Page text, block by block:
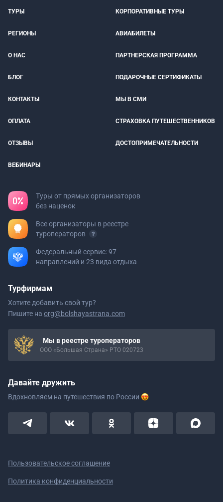
ТУРЫ КОРПОРАТИВНЫЕ ТУРЫ
РЕГИОНЫ АВИАБИЛЕТЫ
О НАС ПАРТНЕРСКАЯ ПРОГРАММА
БЛОГ ПОДАРОЧНЫЕ СЕРТИФИКАТЫ
КОНТАКТЫ МЫ В СМИ
ОПЛАТА СТРАХОВКА ПУТЕШЕСТВЕННИКОВ
ОТЗЫВЫ ДОСТОПРИМЕЧАТЕЛЬНОСТИ
ВЕБИНАРЫ
Туры от прямых организаторов
без наценок
Все организаторы в реестре
туроператоров
Федеральный сервис: 97
направлений и 23 вида отдыха
Турфирмам
Хотите добавить свой тур?
Пишите на org@bolshayastrana.com
Мы в реестре туроператоров
ООО «Большая Страна» РТО 020723
Давайте дружить
Вдохновляем на путешествия по России
Пользовательское соглашение
Политика конфиденциальности